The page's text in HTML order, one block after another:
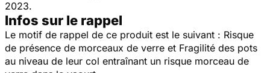
2023.
Infos sur le rappel
Le motif de rappel de ce produit est le suivant : Risque
de présence de morceaux de verre et Fragilité des pots
au niveau de leur col entraînant un risque morceau de